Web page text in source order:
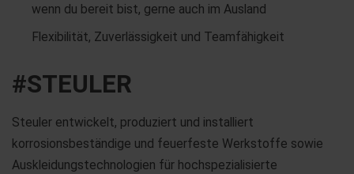
wenn du bereit bist, gerne auch im Ausland
Flexibilität, Zuverlässigkeit und Teamfähigkeit
#STEULER
Steuler entwickelt, produziert und installiert
korrosionsbeständige und feuerfeste Werkstoffe sowie
Auskleidungstechnologien für hochspezialisierte